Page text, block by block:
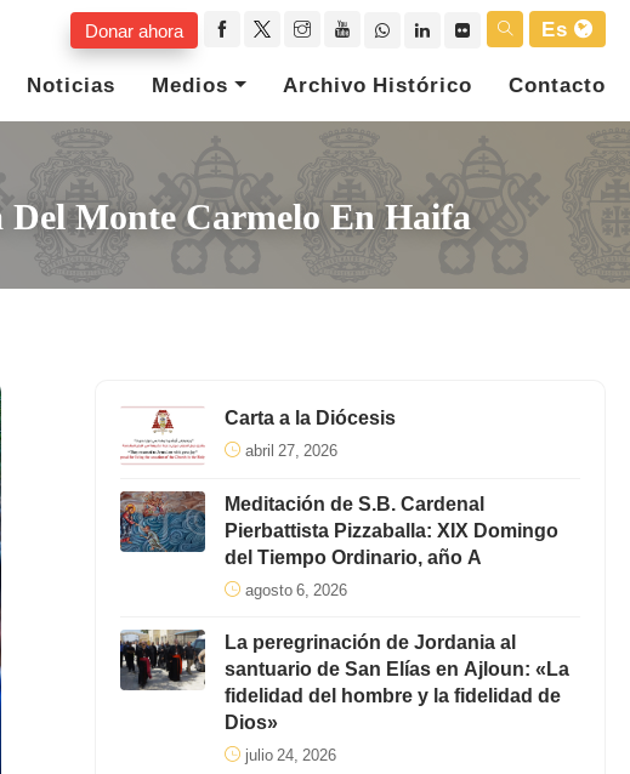
Donar ahora
Es
Noticias Medios Archivo Histórico Contacto
Del Monte Carmelo En Haifa
Carta a la Diócesis
abril 27, 2026
Meditación de S.B. Cardenal
Pierbattista Pizzaballa: XIX Domingo
del Tiempo Ordinario, año A
agosto 6, 2026
La peregrinación de Jordania al
santuario de San Elías en Ajloun: «La
fidelidad del hombre y la fidelidad de
Dios»
julio 24, 2026